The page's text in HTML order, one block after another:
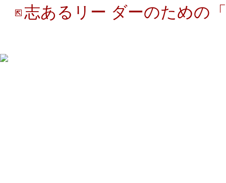
志あるリー ダーのための